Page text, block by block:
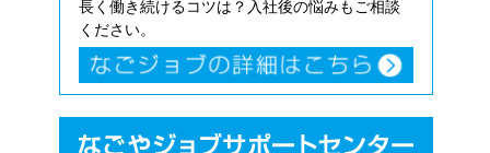
長く働き続けるコツは？入社後の悩みもご相談
ください。